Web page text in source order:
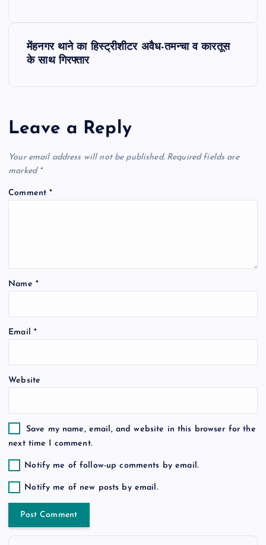
a
v
i
i
o
मेंहनगर थाने का हिस्ट्रीशीटर अवैध-तमन्चा व कारतूस
के साथ गिरफ्तार
Leave a Reply
Your email address will not be published. Required fields are
marked *
Comment*
Name *
Email *
Website
Save my name, email, and website in this browser for the
next time I comment.
Notify me of follow-up comments by email.
Notify me of new posts by email.